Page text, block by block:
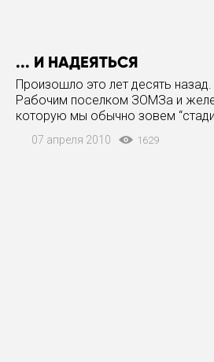
... И НАДЕЯТЬСЯ
Произошло это лет десять
Рабочим поселком ЗОМЗа и
которую мы обычно зовем
большой старомодный чемодан.
не нужный груз вещей и
07 апреля 2010 1629